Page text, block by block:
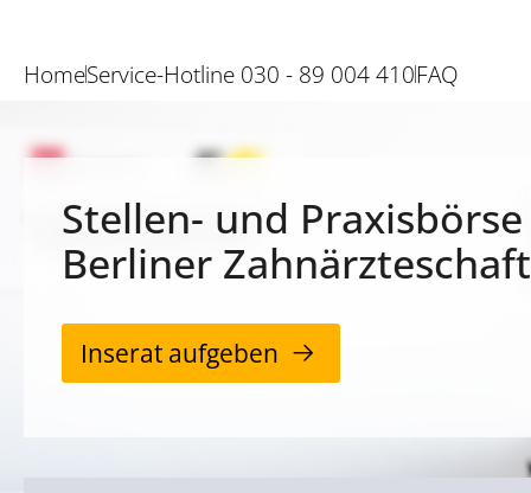
HomeService-Hotline 030 - 89 004 410FAQ
Stellen- und
Berliner Zahnärzteschaft
Inserat aufgeben